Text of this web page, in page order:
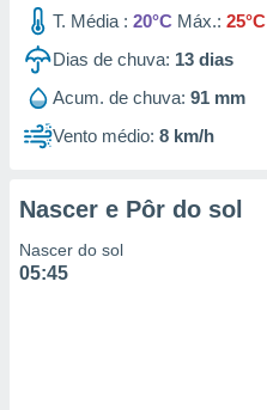
T. Média : 20°C Máx.: 25°C
Dias de chuva: 13 dias
Acum. de chuva: 91 mm
Vento médio: 8 km/h
Nascer e Pôr do sol
Nascer do sol
05:45